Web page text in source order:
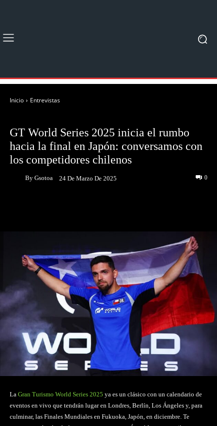
Inicio Entrevistas
GT World Series 2025 inicia el rumbo
hacia la final en Japón: conversamos con
los competidores chilenos
By Gsotoa 24 De Marzo De 2025 0
La Gran Turismo World Series 2025 ya es un clásico con un calendario de
eventos en vivo que tendrán lugar en Londres, Berlín, Los Ángeles y, para
culminar, las Finales Mundiales en Fukuoka, Japón, en diciembre. Te